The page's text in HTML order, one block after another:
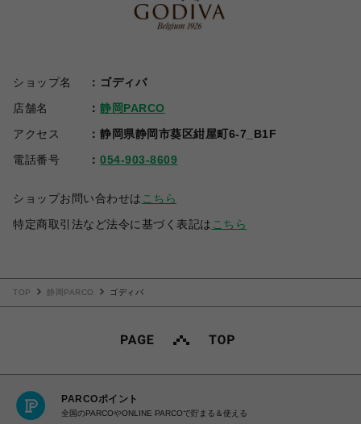
ショップ名
ゴディバ
店舗名
静岡PARCO
アクセス
静岡県静岡市葵区紺屋町6-7_B1F
電話番号
054-903-8609
ショップお問い合わせは こちら
特定商取引法など法令に基づく表記は こちら
TOP 静岡PARCO ゴディバ
PARCOポイント
全国のPARCOやONLINE PARCOで貯まる＆使える